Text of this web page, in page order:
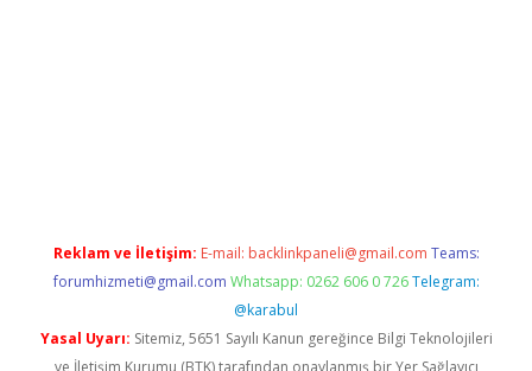
Reklam ve İletişim: E-mail: backlinkpaneli@gmail.com Teams:
forumhizmeti@gmail.com Whatsapp: 0262 606 0 726 Telegram:
@karabul
Yasal Uyarı: Sitemiz, 5651 Sayılı Kanun gereğince Bilgi Teknolojileri
ve İletişim Kurumu (BTK) tarafından onaylanmış bir Yer Sağlayıcı